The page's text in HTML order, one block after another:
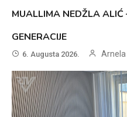
MUALLIMA NEDŽLA ALIĆ
GENERACIJE
6. Augusta 2026.